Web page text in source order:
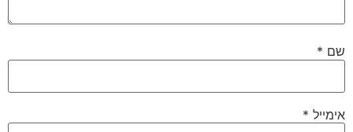
שם *
אימייל *